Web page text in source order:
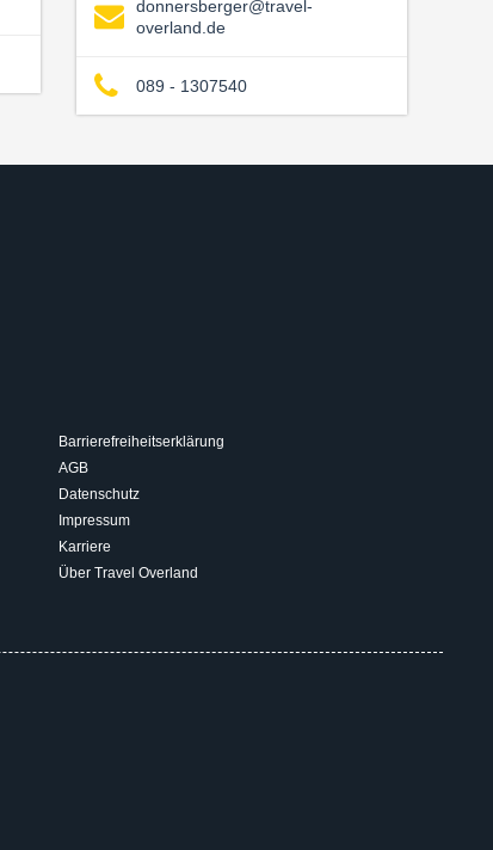
donnersberger@travel-
overland.de
089 - 1307540
Barrierefreiheitserklärung
AGB
Datenschutz
Impressum
Karriere
Über Travel Overland